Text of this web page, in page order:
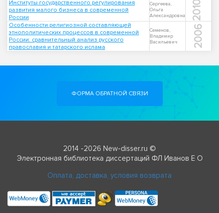
Институты государственного регулирования
развития малого бизнеса в современной
России
Сергеева,
Ольга
Александровна
2010
Особенности религиозной составляющей
этнополитических процессов в современной
России: сравнительный анализ русского
православия и татарского ислама
Семенов,
Владимир
Васильевич
2006
ФОРМА ОБРАТНОЙ СВЯЗИ
2014 -2026 New-disser.ru ©
Электронная библиотека диссертаций ФЛ Иванов Е О
Оплата, доставка, условия возврата